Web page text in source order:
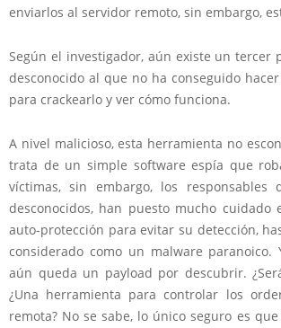
enviarlos al servidor remoto, sin embargo,
Según el investigador, aún existe un tercer
desconocido al que no ha conseguido
para crackearlo y ver cómo funciona.
A nivel malicioso, esta herramienta no
trata de un simple software espía que
víctimas, sin embargo, los responsables
desconocidos, han puesto mucho cuidado
auto-protección para evitar su detección,
considerado como un malware paranoico.
aún queda un payload por descubrir.
¿Una herramienta para controlar los
remota? No se sabe, lo único seguro es